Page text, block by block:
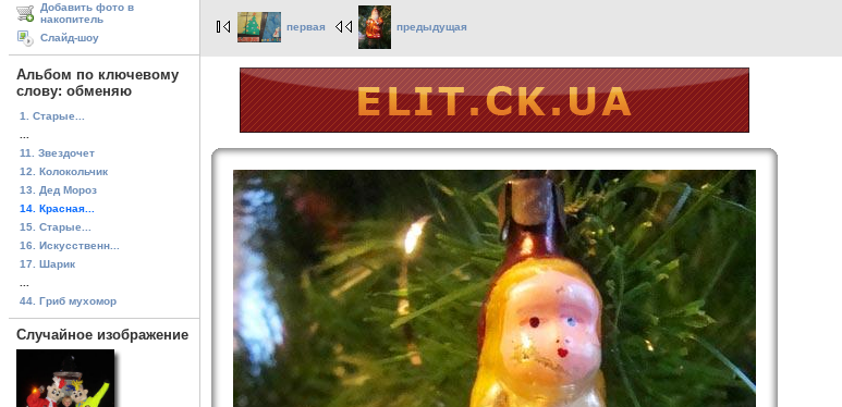
Добавить фото в
накопитель
Слайд-шоу
Альбом по ключевому
слову: обменяю
1. Старые...
11. Звездочет
12. Колокольчик
13. Дед Мороз
14. Красная...
15. Старые...
16. Искусственн...
17. Шарик
44. Гриб мухомор
Случайное изображение
первая предыдущая